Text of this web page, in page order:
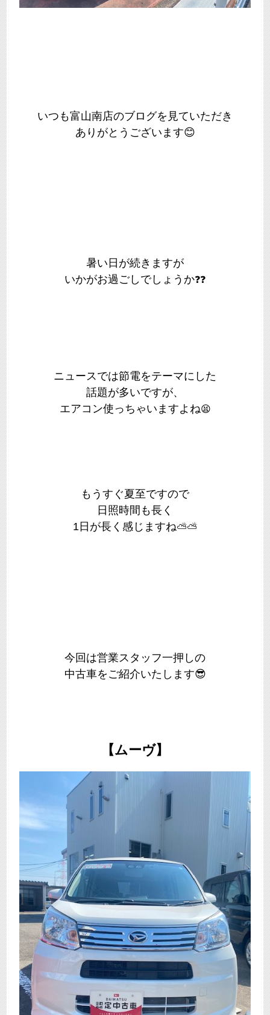
いつも富山南店のブログを見ていただき
ありがとうございます😊
暑い日が続きますが
いかがお過ごしでしょうか❓❓
ニュースでは節電をテーマにした
話題が多いですが、
エアコン使っちゃいますよね😫
もうすぐ夏至ですので
日照時間も長く
1日が長く感じますね⛅⛅
今回は営業スタッフ一押しの
中古車をご紹介いたします😎
【ムーヴ】